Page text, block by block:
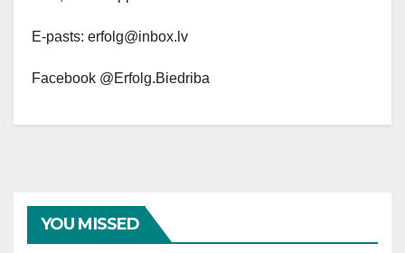
E-pasts: erfolg@inbox.lv
Facebook @Erfolg.Biedriba
YOU MISSED